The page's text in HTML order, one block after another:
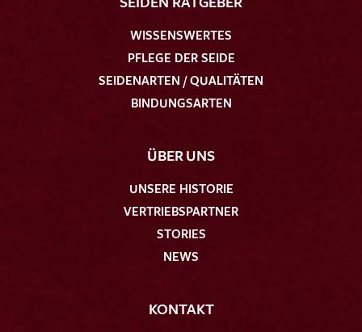
WISSENSWERTES
PFLEGE DER SEIDE
SEIDENARTEN / QUALITÄTEN
BINDUNGSARTEN
ÜBER UNS
UNSERE HISTORIE
VERTRIEBSPARTNER
STORIES
NEWS
KONTAKT